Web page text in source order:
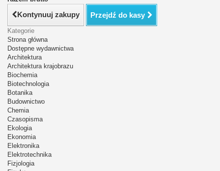
Kontynuuj zakupy Przejdź do kasy
Kategorie
Strona główna
Dostępne wydawnictwa
Architektura
Architektura krajobrazu
Biochemia
Biotechnologia
Botanika
Budownictwo
Chemia
Czasopisma
Ekologia
Ekonomia
Elektronika
Elektrotechnika
Fizjologia